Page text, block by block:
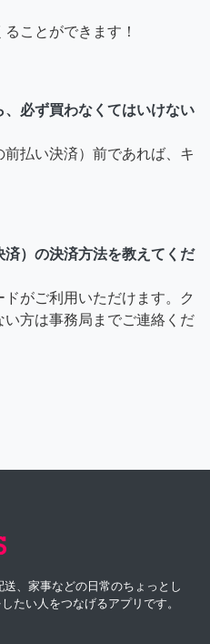
ことができます！
必ず買わなくてはいけない
払い決済）前であれば、キ
）の決済方法を教えてくだ
がご利用いただけます。ク
方は事務局までご連絡くだ
、家事などの日常のちょっとし
たい人をつなげるアプリです。